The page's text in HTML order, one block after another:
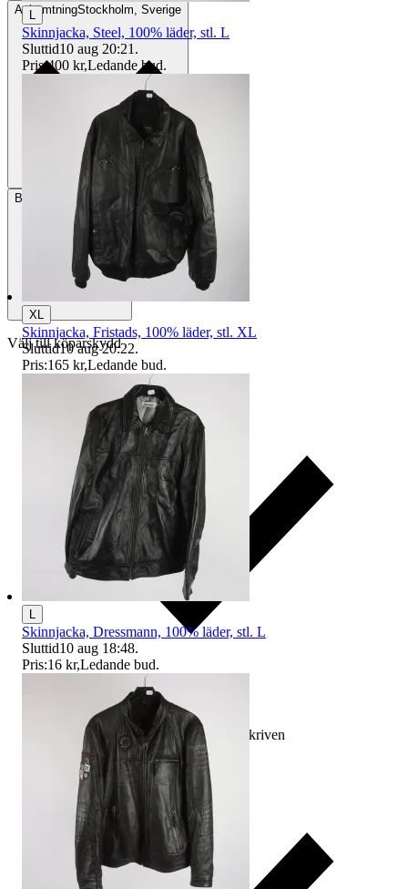
AvhämtningStockholm, Sverige
Betalning Via Tradera
Välj till köparskydd
Ersättning om varan inte är som beskriven
Skinnjacka, Steel, 100% läder, stl. L
Sluttid10 aug 20:21 .
Pris:400 kr,Ledande bud.
XL
Skinnjacka, Fristads, 100% läder, stl. XL
Sluttid10 aug 20:22.
Pris:165 kr,Ledande bud.
Skinnjacka, Dressmann, 100% läder, stl. L
Sluttid10 aug 18:48.
Pris:16 kr,Ledande bud.